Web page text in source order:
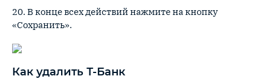
20. В конце всех действий нажмите на кнопку
«Сохранить».
Как удалить Т-Банк